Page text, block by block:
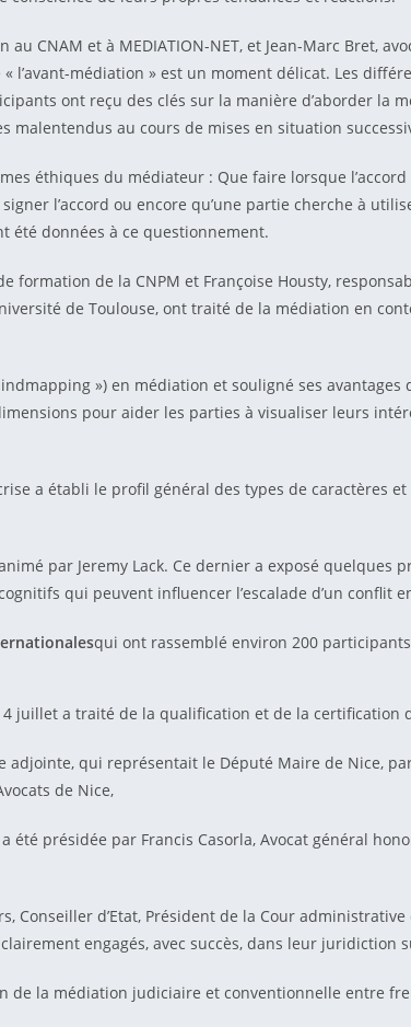
CNAM et à MEDIATION-NET, et Jean-Marc Bret,
médiation » est un moment délicat. Les
ont reçu des clés sur la manière d’aborder la
malentendus au cours de mises en situation
éthiques du médiateur : Que faire lorsque
l’accord ou encore qu’une partie cherche à
été données à ce questionnement.
formation de la CNPM et Françoise Housty,
de Toulouse, ont traité de la médiation en
») en médiation et souligné ses avantages
pour aider les parties à visualiser leurs
a établi le profil général des types de caractères
par Jeremy Lack. Ce dernier a exposé quelques
qui peuvent influencer l’escalade d’un conflit
qui ont rassemblé environ 200
juillet a traité de la qualification et de la certification
adjointe, qui représentait le Député Maire de Nice,
de Nice,
présidée par Francis Casorla, Avocat général
d’Etat, Président de la Cour administrative
engagés, avec succès, dans leur juridiction
de la médiation judiciaire et conventionnelle entre